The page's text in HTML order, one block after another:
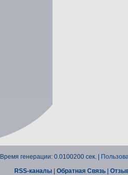
| Время генерации: 0.0100200 сек. |
RSS-каналы
Обратная Связь